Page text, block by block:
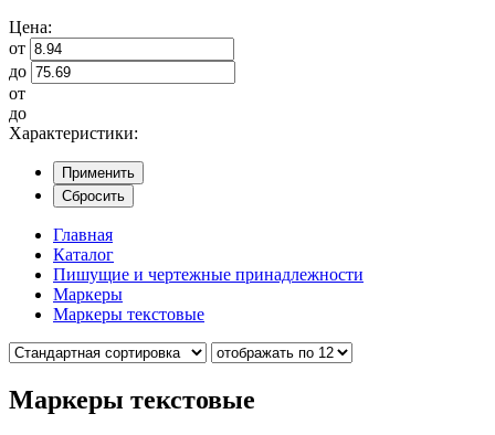
Цена:
от
до
от
до
Характеристики:
Применить
Сбросить
Главная
Каталог
Пишущие и чертежные принадлежности
Маркеры
Маркеры текстовые
Маркеры текстовые